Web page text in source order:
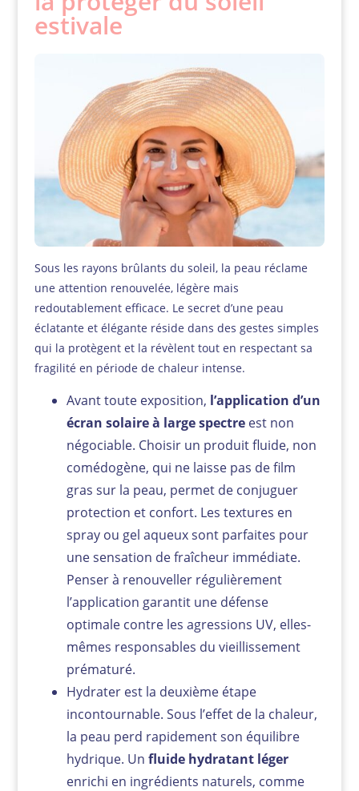
estivale
Sous les rayons brûlants du soleil, la peau réclame
une attention renouvelée, légère mais
redoutablement efficace. Le secret d’une peau
éclatante et élégante réside dans des gestes simples
qui la protègent et la révèlent tout en respectant sa
fragilité en période de chaleur intense.
Avant toute exposition, l’application d’un
écran solaire à large spectreest non
négociable. Choisir un produit fluide, non
comédogène, qui ne laisse pas de film
gras sur la peau, permet de conjuguer
protection et confort. Les textures en
spray ou gel aqueux sont parfaites pour
une sensation de fraîcheur immédiate.
Penser à renouveller régulièrement
l’application garantit une défense
optimale contre les agressions UV, elles-
mêmes responsables du vieillissement
prématuré.
Hydrater est la deuxième étape
incontournable. Sous l’effet de la chaleur,
la peau perd rapidement son équilibre
hydrique. Un fluide hydratant léger
enrichi en ingrédients naturels, comme